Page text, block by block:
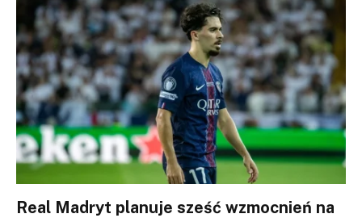
Real Madryt planuje sześć wzmocnień na